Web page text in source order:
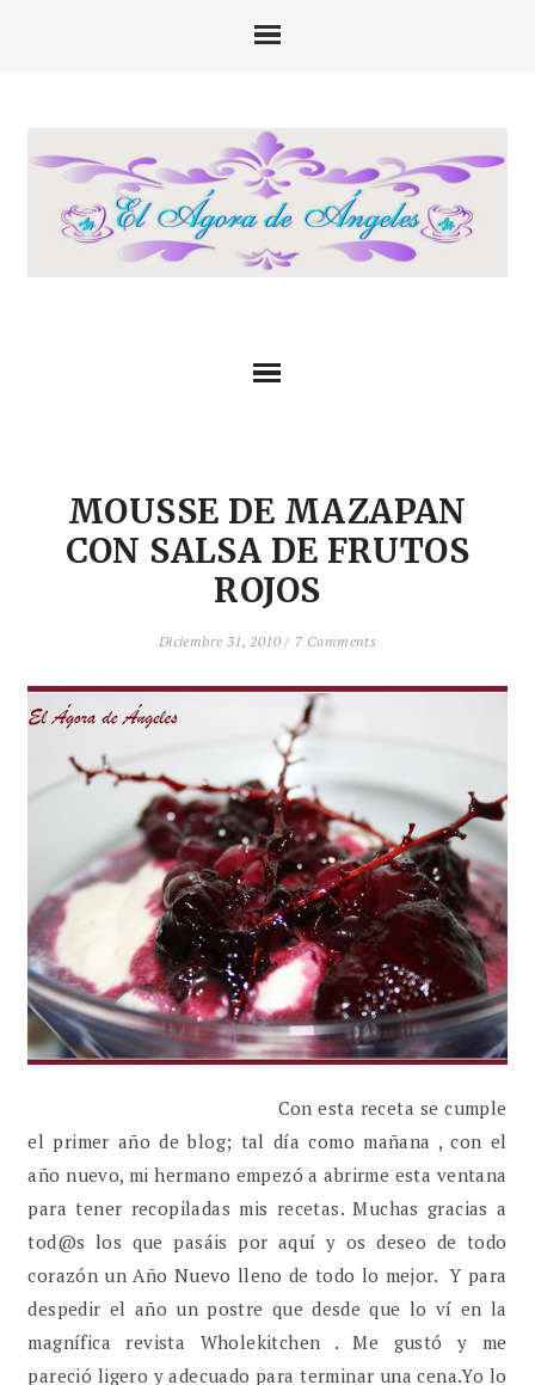
MOUSSE DE MAZAPAN
CON SALSA DE FRUTOS
ROJOS
Diciembre 31, 2010 / 7 Comments
Con esta receta se cumple
el primer año de blog; tal día como mañana , con el
año nuevo, mi hermano empezó a abrirme esta ventana
para tener recopiladas mis recetas. Muchas gracias a
tod@s los que pasáis por aquí y os deseo de todo
corazón un Año Nuevo lleno de todo lo mejor. Y para
despedir el año un postre que desde que lo ví en la
magnífica revista Wholekitchen . Me gustó y me
pareció ligero y adecuado para terminar una cena.Yo lo